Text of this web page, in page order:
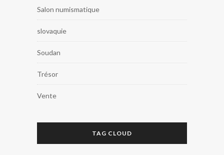
Salon numismatique
slovaquie
Soudan
Trésor
Vente
TAG CLOUD